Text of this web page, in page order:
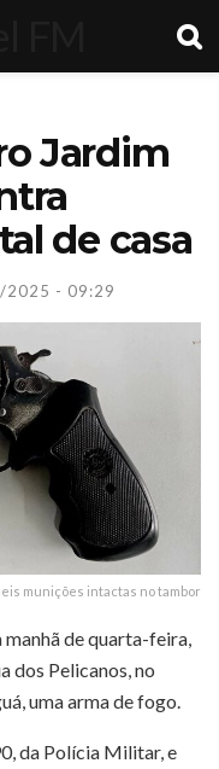
Jardim
de casa
2025 - 09:29
munições intactas no tambor
de quarta-feira,
dos Pelicanos, no
uma arma de fogo.
da Polícia Militar, e